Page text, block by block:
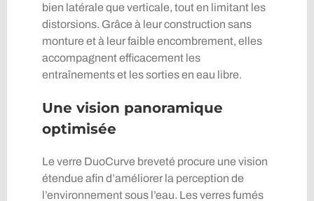
bien latérale que verticale, tout en limitant les
distorsions. Grâce à leur construction sans
monture et à leur faible encombrement, elles
accompagnent efficacement les
entraînements et les sorties en eau libre.
Une vision panoramique
optimisée
Le verre DuoCurve breveté procure une vision
étendue afin d’améliorer la perception de
l’environnement sous l’eau. Les verres fumés